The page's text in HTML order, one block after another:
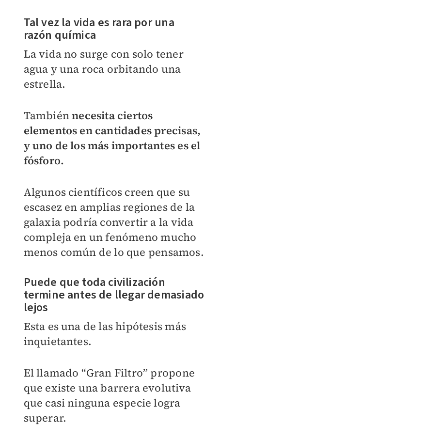
Tal vez la vida es rara por una
razón química
La vida no surge con solo tener
agua y una roca orbitando una
estrella.
Tambiénnecesita ciertos
elementos en cantidades precisas,
y uno de los más importantes es el
fósforo.
Algunos científicos creen que su
escasez en amplias regiones de la
galaxia podría convertir a la vida
compleja en un fenómeno mucho
menos común de lo que pensamos.
Puede que toda civilización
termine antes de llegar demasiado
lejos
Esta es una de las hipótesis más
inquietantes.
El llamado “Gran Filtro” propone
que existe una barrera evolutiva
que casi ninguna especie logra
superar.